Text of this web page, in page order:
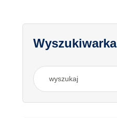
Wyszukiwarka